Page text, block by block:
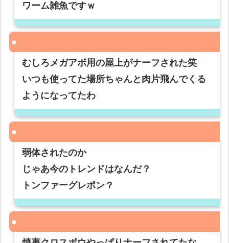
ワーム雑魚ですｗ
むしろメガアボ用の屋上がナーフされた笑
いつも使ってた場所ちゃんと肉片飛んでくる
ようになってたわ
弱体されたのか
じゃあ今のトレンドはなんだ？
トンファーグレポン？